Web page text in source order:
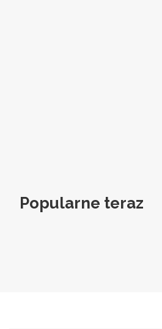
Popularne teraz